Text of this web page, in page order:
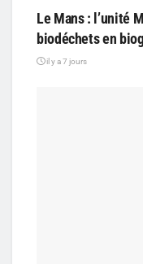
Le Mans : l’unité
biodéchets en
il y a 7 jours